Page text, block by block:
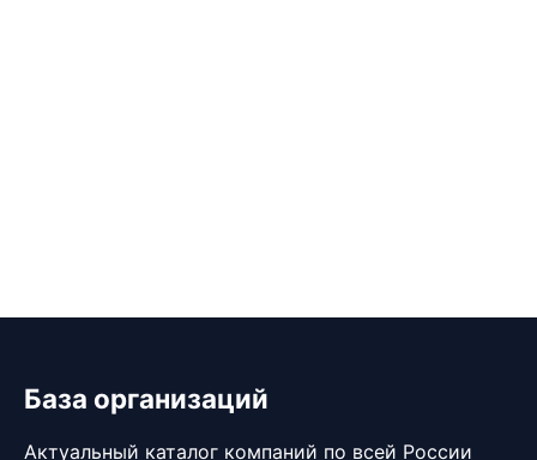
База организаций
Актуальный каталог компаний по всей России